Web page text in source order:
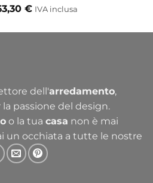
€Fascia
prezzo:
IVA inclusa
dell'arredamento,
passione del design.
o la tua casa non è mai
un occhiata a tutte le nostre